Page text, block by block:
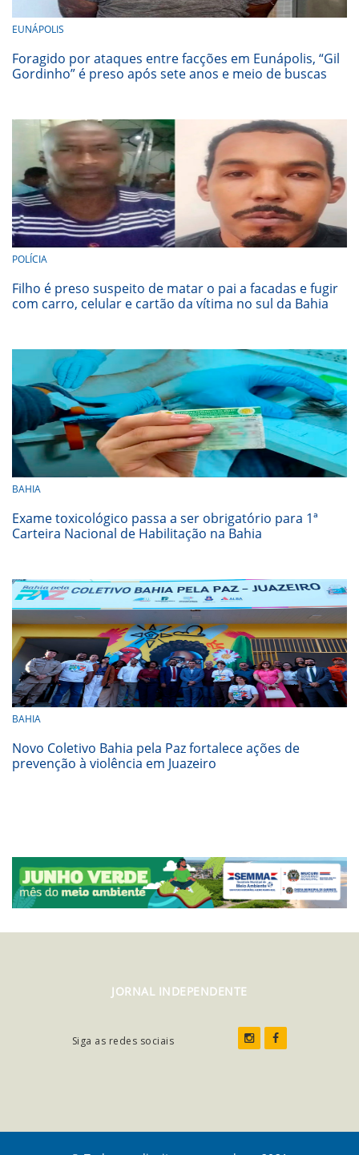
EUNÁPOLIS
Foragido por ataques entre facções em Eunápolis, “Gil
Gordinho” é preso após sete anos e meio de buscas
POLÍCIA
Filho é preso suspeito de matar o pai a facadas e fugir
com carro, celular e cartão da vítima no sul da Bahia
BAHIA
Exame toxicológico passa a ser obrigatório para 1ª
Carteira Nacional de Habilitação na Bahia
BAHIA
Novo Coletivo Bahia pela Paz fortalece ações de
prevenção à violência em Juazeiro
JORNAL INDEPENDENTE
Siga as redes sociais